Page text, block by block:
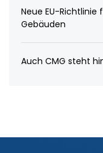
Neue EU-Richtlinie
Gebäuden
Auch CMG steht